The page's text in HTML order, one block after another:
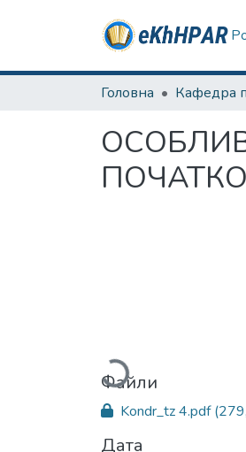
Головна
Вантажиться...
Файли
Kondr_tz 4.pdf
Дата